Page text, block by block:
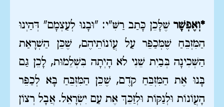
*וְאֶפְשָׁרשֶׁלָּכֵן כָּתַב רַשִּׁ"י: "וּבָנוּ לְעַצְמָם" דְּהַיְנוּ
הַמִּזְבֵּחַ שֶׁמְּכַפֵּר עַל עֲוֹנוֹתֵיהֶם, שֶׁכֵּן הַשְׁרָאַת
הַשְּׁכִינָה בְּבַיִת שֵׁנִי לֹא הָיְתָה בִּשְׁלֵמוּת, לָכֵן גַּם
בָּנוּ אֶת הַמִּזְבֵּחַ קֹדֶם, שֶׁכֵּן הַמִּזְבֵּחַ בָּא לְכַפֵּר
הָעֲוֹנוֹת וּלְנַקּוֹת וּלְזַכֵּךְ אֶת עַם יִשְׂרָאֵל. אֲבָל רְצוֹן